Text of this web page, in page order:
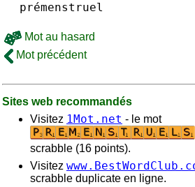
prémenstruel
Mot au hasard
Mot précédent
Sites web recommandés
Visitez 1Mot.net - le mot
scrabble (16 points).
Visitez
scrabble duplicate en ligne.